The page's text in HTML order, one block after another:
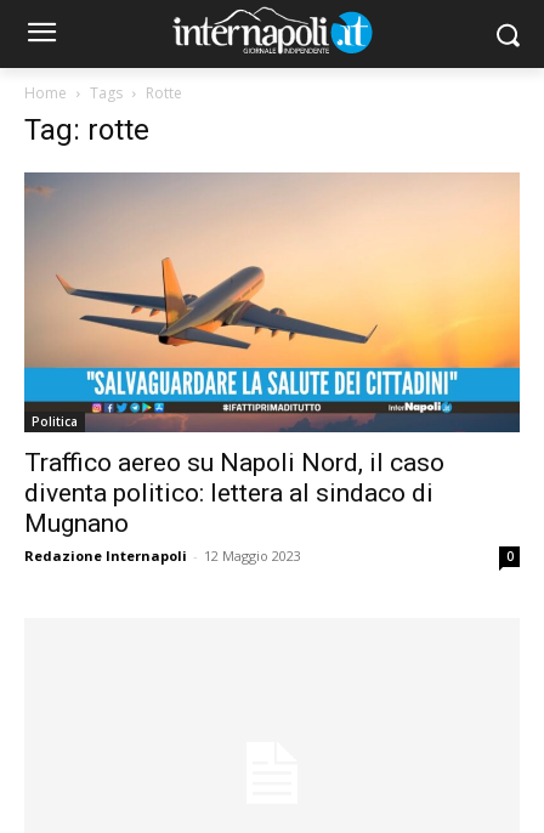
Home Tags Rotte
Tag: rotte
Politica
Traffico aereo su Napoli Nord, il caso
diventa politico: lettera al sindaco di
Mugnano
Redazione Internapoli - 12 Maggio 2023 0